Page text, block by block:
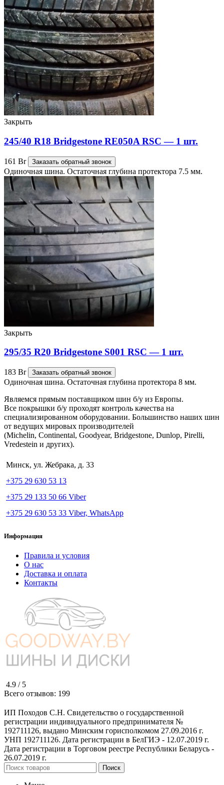
Закрыть
245/40 R18 Bridgestone RE050A RSC — 1 шт.
161 Br Заказать обратный звонок
Одиночная шина. Остаточная глубина протектора 7.5 мм.
Закрыть
295/35 R20 Bridgestone S001 RSC — 1 шт.
183 Br Заказать обратный звонок
Одиночная шина. Остаточная глубина протектора 8 мм.
Являемся прямым поставщиком шин б/у из Европы.
Все покрышки б/у проходят контроль качества на
специализированном оборудовании. Большинство наших шин
от ведущих мировых производителей
(Michelin, Continental, Goodyear, Bridgestone, Dunlop, Pirelli,
Vredestein и других).
Минск, ул. Жебрака, д. 33
+375 29 630 53 13
+375 29 133 50 66 Viber
+375 29 630 53 33 Viber, WhatsApp
Информация
Правила и условия
О нас
Доставка и оплата
Контакты
4.9 / 5
Всего отзывов: 199
ИП Походов С.Н. Свидетельство о государственной
регистрации индивидуального предпринимателя №
192711126, выдано Минским горисполкомом 27.09.2016 г.
УНП 192711126. Дата регистрации в БелГИЭ - 12.07.2019 г.
Дата регистрации в Торговом реестре Республики Беларусь -
26.07.2019 г.
Поиск